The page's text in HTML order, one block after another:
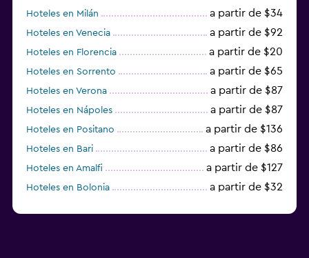
Hoteles en Milán a partir de $34
Hoteles en Venecia a partir de $92
Hoteles en Florencia a partir de $20
Hoteles en Sorrento a partir de $65
Hoteles en Verona a partir de $87
Hoteles en Nápoles a partir de $87
Hoteles en Positano a partir de $136
Hoteles en Bari a partir de $86
Hoteles en Amalfi a partir de $127
Hoteles en Bolonia a partir de $32